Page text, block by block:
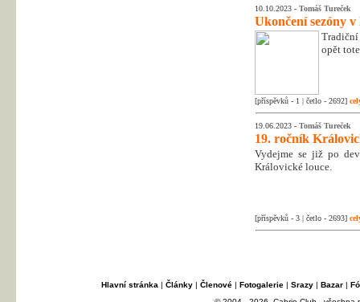
10.10.2023 - Tomáš Tureček
Ukončení sezóny v
opět
[příspěvků - 1 | četlo - 2692]
19.06.2023 - Tomáš Tureček
19. ročník
Vydejme se již po
Královické louce.
[příspěvků - 3 | četlo - 2693]
Hlavní stránka | Články| Členové| Fotogalerie| Srazy| Bazar|